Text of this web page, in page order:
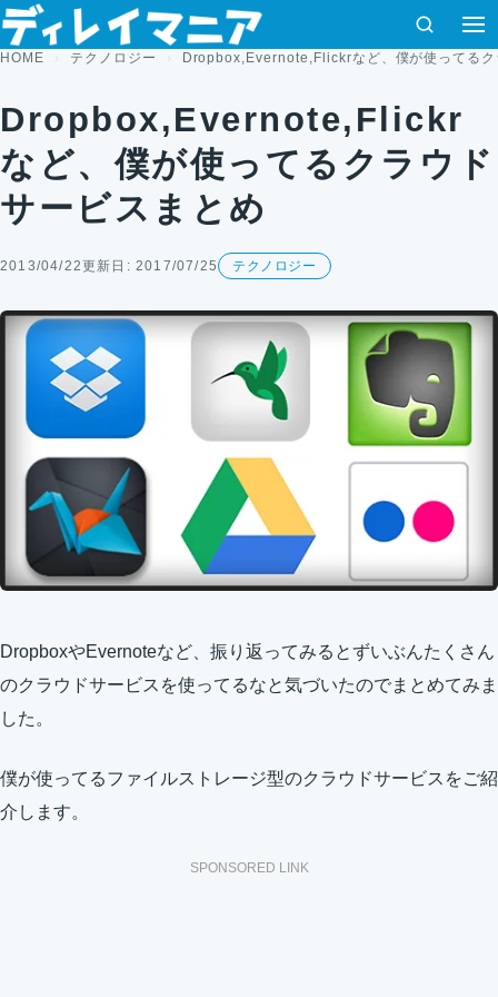
コンテンツへスキップ
検索 メ
HOME テクノロジー Dropbox,Evernote,Flickrなど、僕が使ってるク
Dropbox,Evernote,Flickr
など、僕が使ってるクラウド
サービスまとめ
2013/04/22更新日: 2017/07/25 テクノロジー
DropboxやEvernoteなど、振り返ってみるとずいぶんたくさん
のクラウドサービスを使ってるなと気づいたのでまとめてみま
した。
僕が使ってるファイルストレージ型のクラウドサービスをご紹
介します。
SPONSORED LINK